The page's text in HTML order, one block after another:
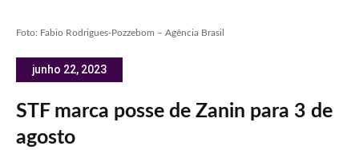
Foto: Fabio Rodrigues-Pozzebom – Agência Brasil
junho 22, 2023
STF marca posse de Zanin para 3 de
agosto